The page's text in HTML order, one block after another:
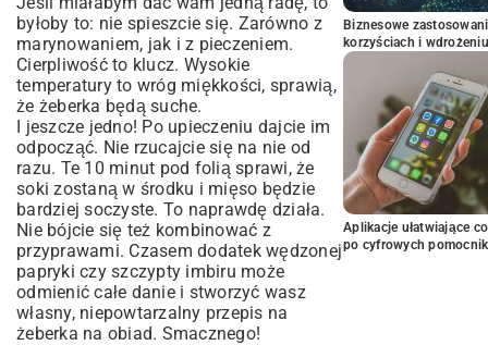
byłoby to: nie spieszcie się. Zarówno z
marynowaniem, jak i z pieczeniem.
Cierpliwość to klucz. Wysokie
temperatury to wróg miękkości, sprawią,
że żeberka będą suche.
I jeszcze jedno! Po upieczeniu dajcie im
odpocząć. Nie rzucajcie się na nie od
razu. Te 10 minut pod folią sprawi, że
soki zostaną w środku i mięso będzie
bardziej soczyste. To naprawdę działa.
Nie bójcie się też kombinować z
przyprawami. Czasem dodatek wędzonej
papryki czy szczypty imbiru może
odmienić całe danie i stworzyć wasz
własny, niepowtarzalny przepis na
żeberka na obiad. Smacznego!
Biznesowe
korzyściach i wdrożeniu
Aplikacje ułatwiające
po cyfrowych